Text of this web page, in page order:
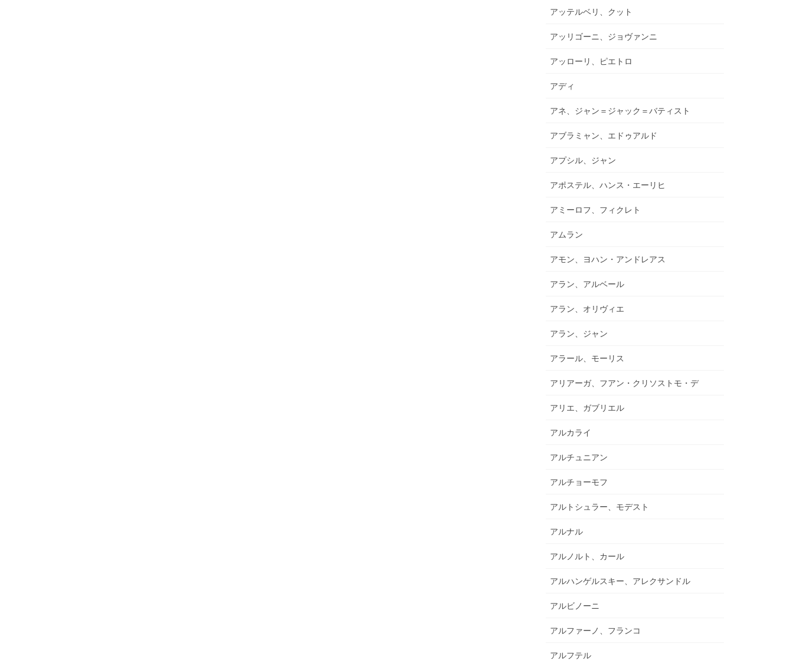
アッテルベリ、クット
アッリゴーニ、ジョヴァンニ
アッローリ、ピエトロ
アディ
アネ、ジャン＝ジャック＝バティスト
アブラミャン、エドゥアルド
アプシル、ジャン
アポステル、ハンス・エーリヒ
アミーロフ、フィクレト
アムラン
アモン、ヨハン・アンドレアス
アラン、アルベール
アラン、オリヴィエ
アラン、ジャン
アラール、モーリス
アリアーガ、フアン・クリソストモ・デ
アリエ、ガブリエル
アルカライ
アルチュニアン
アルチョーモフ
アルトシュラー、モデスト
アルナル
アルノルト、カール
アルハンゲルスキー、アレクサンドル
アルビノーニ
アルファーノ、フランコ
アルフテル